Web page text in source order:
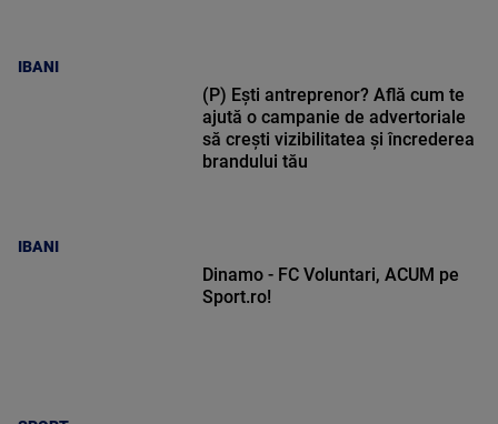
IBANI
IBANI
(P) Ești antreprenor? Află cum te
ajută o campanie de advertoriale
să crești vizibilitatea și încrederea
brandului tău
Dinamo - FC Voluntari, ACUM pe
Sport.ro!